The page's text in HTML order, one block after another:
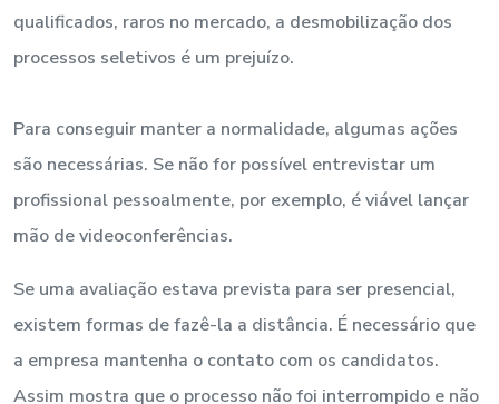
qualificados, raros no mercado, a desmobilização dos
processos seletivos é um prejuízo.
Para conseguir manter a normalidade, algumas ações
são necessárias. Se não for possível entrevistar um
profissional pessoalmente, por exemplo, é viável lançar
mão de videoconferências.
Se uma avaliação estava prevista para ser presencial,
existem formas de fazê-la a distância. É necessário que
a empresa mantenha o contato com os candidatos.
Assim mostra que o processo não foi interrompido e não